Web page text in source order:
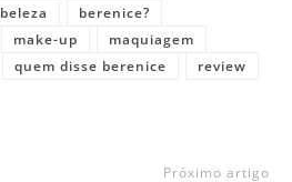
beleza
berenice?
make-up
maquiagem
quem disse berenice
review
Próximo artigo